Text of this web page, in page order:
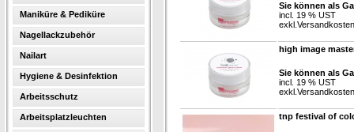
Maniküre & Pediküre
Nagellackzubehör
Nailart
Hygiene & Desinfektion
Arbeitsschutz
Arbeitsplatzleuchten
Sie können als
incl. 19 % UST
exkl. Versandkosten
high image
Sie können als
incl. 19 % UST
exkl. Versandkosten
tnp festival of